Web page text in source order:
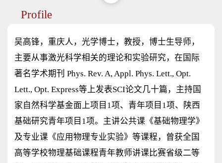
Profile
吴高锋，重庆人，光学博士，教授，博士生导师，
主要从事激光科学相关的理论和实验研究，在国际
著名学术期刊 Phys. Rev. A, Appl. Phys. Lett., Opt.
Lett., Opt. Express等上发表SCI论文几十篇，主持国
家自然科学基金面上项目1项、青年项目1项、陕西
基础研究青年项目1项。主讲公共课《基础物理学》
及专业课《应用物理专业实验》等课程，曾获全国
高等学校物理基础课程青年教师讲课比赛省级二等